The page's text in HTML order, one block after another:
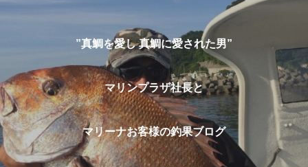
”真鯛を愛し 真鯛に愛された男”
マリンプラザ社長と
マリーナお客様の釣果ブログ